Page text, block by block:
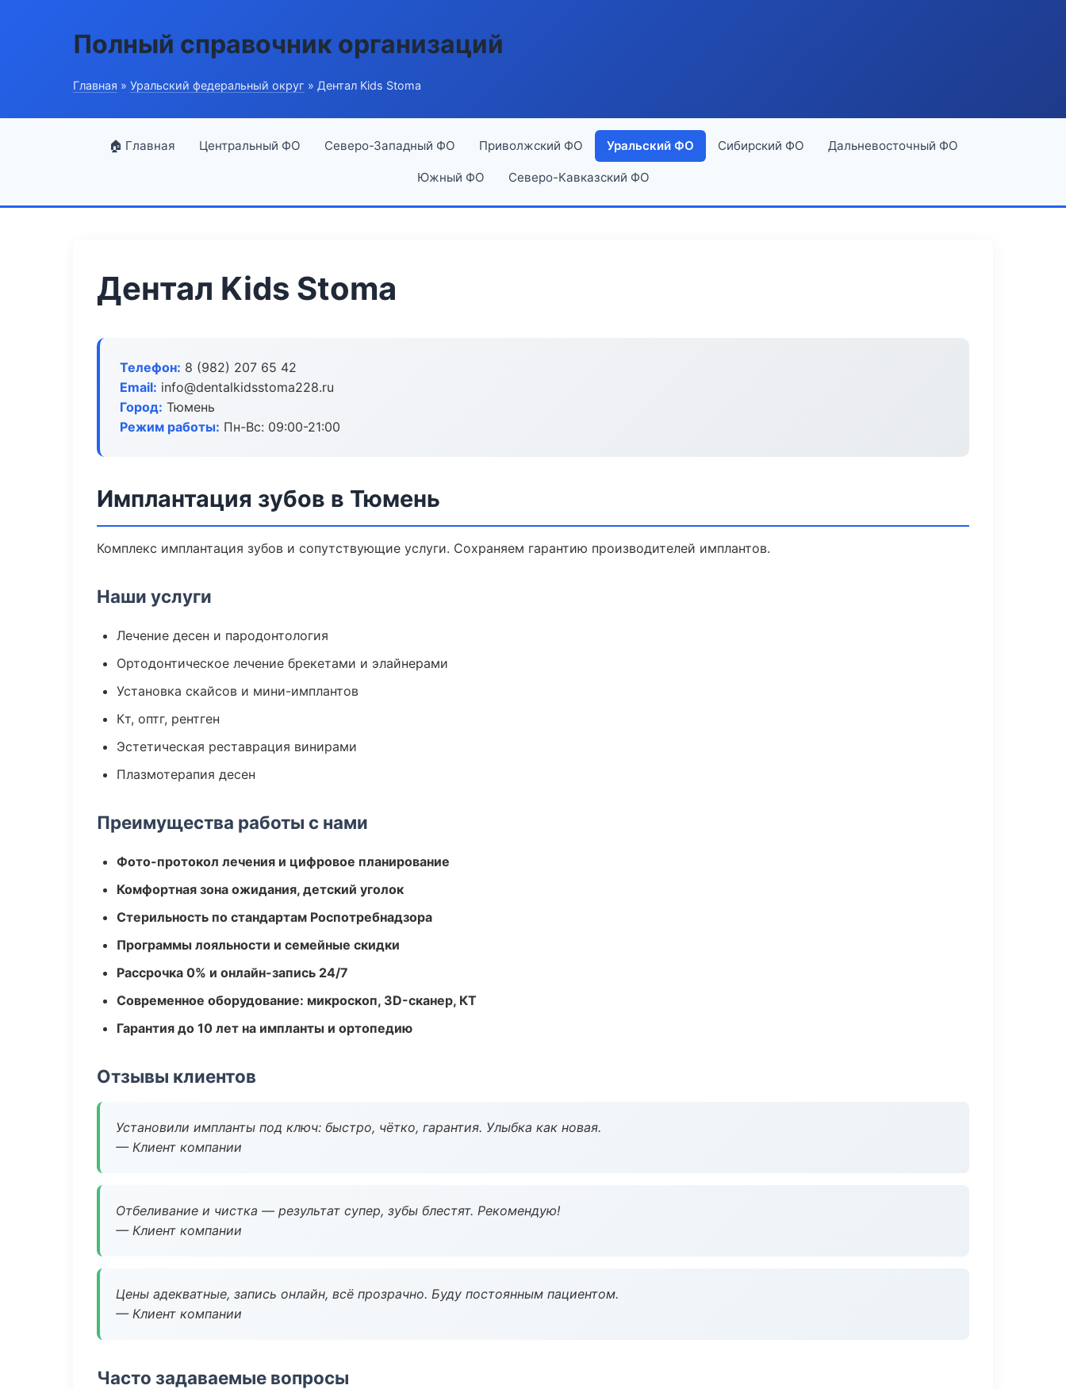
Полный справочник организаций
Главная » Уральский федеральный округ » Дентал Kids Stoma
🏠 Главная Центральный ФО Северо-Западный ФО Приволжский ФО Уральский ФО Сибирский ФО Дальневосточный ФО
Южный ФО Северо-Кавказский ФО
Дентал Kids Stoma
Телефон: 8 (982) 207 65 42
Email: info@dentalkidsstoma228.ru
Город: Тюмень
Режим работы: Пн-Вс: 09:00-21:00
Имплантация зубов в Тюмень
Комплекс имплантация зубов и сопутствующие услуги. Сохраняем гарантию производителей имплантов.
Наши услуги
Лечение десен и пародонтология
Ортодонтическое лечение брекетами и элайнерами
Установка скайсов и мини-имплантов
Кт, оптг, рентген
Эстетическая реставрация винирами
Плазмотерапия десен
Преимущества работы с нами
Фото-протокол лечения и цифровое планирование
Комфортная зона ожидания, детский уголок
Стерильность по стандартам Роспотребнадзора
Программы лояльности и семейные скидки
Рассрочка 0% и онлайн-запись 24/7
Современное оборудование: микроскоп, 3D-сканер, КТ
Гарантия до 10 лет на импланты и ортопедию
Отзывы клиентов
Установили импланты под ключ: быстро, чётко, гарантия. Улыбка как новая.
— Клиент компании
Отбеливание и чистка — результат супер, зубы блестят. Рекомендую!
— Клиент компании
Цены адекватные, запись онлайн, всё прозрачно. Буду постоянным пациентом.
— Клиент компании
Часто задаваемые вопросы